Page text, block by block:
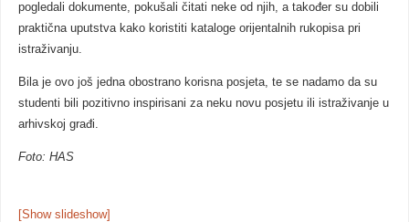
pogledali dokumente, pokušali čitati neke od njih, a također su dobili
praktična uputstva kako koristiti kataloge orijentalnih rukopisa pri
istraživanju.
Bila je ovo još jedna obostrano korisna posjeta, te se nadamo da su
studenti bili pozitivno inspirisani za neku novu posjetu ili istraživanje u
arhivskoj građi.
Foto: HAS
[Show slideshow]